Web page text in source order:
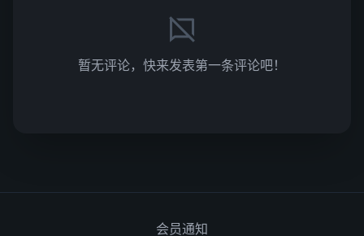
暂无评论，快来发表第一条评论吧！
会员通知